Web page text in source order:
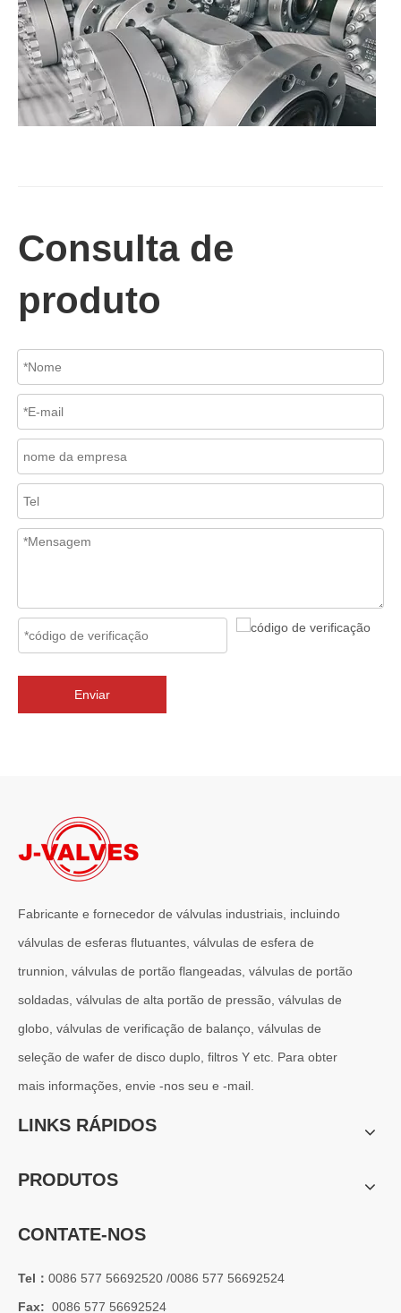
Em sistemas de tubulações industriais, evitar o fluxo reverso é
2026-07-02
J-VALVES fornece válvulas borboleta de flange excêntrica tripla
2026-07-01
Os sistemas de engenharia naval operam em alguns dos
Consulta de
produto
Enviar
Fabricante e fornecedor de válvulas industriais, incluindo
válvulas de esferas flutuantes, válvulas de esfera de
trunnion, válvulas de portão flangeadas, válvulas de portão
soldadas, válvulas de alta portão de pressão, válvulas de
globo, válvulas de verificação de balanço, válvulas de
seleção de wafer de disco duplo, filtros Y etc. Para obter
mais informações, envie -nos seu e -mail.
LINKS RÁPIDOS
PRODUTOS
CONTATE-NOS
Tel： 0086 577 56692520 /0086 577 56692524
Fax: 0086 577 56692524